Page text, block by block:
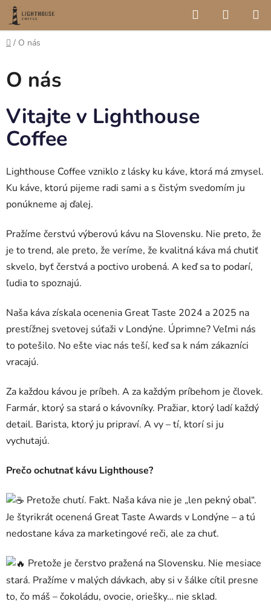
Prejsť
obsah
Hľadať
KOŠÍK
Domov
/ O nás
O nás
Vitajte v Lighthouse
Coffee
Lighthouse Coffee vzniklo z lásky ku káve, ktorá má zmysel.
Ku káve, ktorú pijeme radi sami a s čistým svedomím ju
ponúkneme aj ďalej.
Pražíme čerstvú výberovú kávu na Slovensku. Nie preto, že
je to trend, ale preto, že veríme, že kvalitná káva má chutiť
skvelo, byť čerstvá a poctivo urobená. A keď sa to podarí,
ľudia to spoznajú.
Naša káva získala ocenenia Great Taste 2024 a 2025 na
prestížnej svetovej súťaži v Londýne. Úprimne? Veľmi nás
to potešilo. No ešte viac nás teší, keď sa k nám zákazníci
vracajú.
Za každou kávou je príbeh. A za každým príbehom je človek.
Farmár, ktorý sa stará o kávovníky. Pražiar, ktorý ladí každý
detail. Barista, ktorý ju pripraví. A vy – tí, ktorí si ju
vychutajú.
Prečo ochutnať kávu Lighthouse?
Pretože chutí. Fakt. Naša káva nie je „len pekný obal“.
Je štyrikrát ocenená Great Taste Awards v Londýne – a tú
nedostane káva za marketingové reči, ale za chuť.
Pretože je čerstvo pražená na Slovensku. Nie mesiace
stará. Pražíme v malých dávkach, aby si v šálke cítil presne
to, čo máš – čokoládu, ovocie, oriešky… nie sklad.